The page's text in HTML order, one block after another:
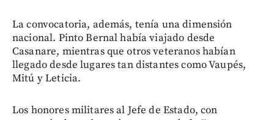
La convocatoria, además, tenía una dimensión
nacional. Pinto Bernal había viajado desde
Casanare, mientras que otros veteranos habían
llegado desde lugares tan distantes como Vaupés,
Mitú y Leticia.
Los honores militares al Jefe de Estado, con